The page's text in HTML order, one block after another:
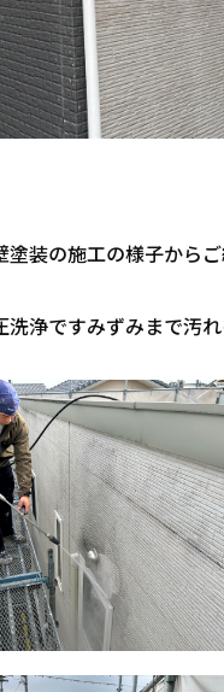
塗装の施工の様子から
洗浄ですみずみまで汚